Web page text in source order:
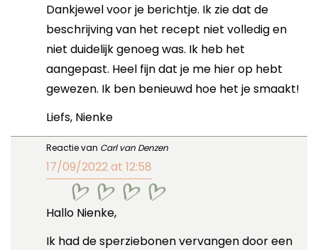
Dankjewel voor je berichtje. Ik zie dat de
beschrijving van het recept niet volledig en
niet duidelijk genoeg was. Ik heb het
aangepast. Heel fijn dat je me hier op hebt
gewezen. Ik ben benieuwd hoe het je smaakt!
Liefs, Nienke
Reactie van Carl van Denzen
17/09/2022 at 12:58
Hallo Nienke,
Ik had de sperziebonen vervangen door een